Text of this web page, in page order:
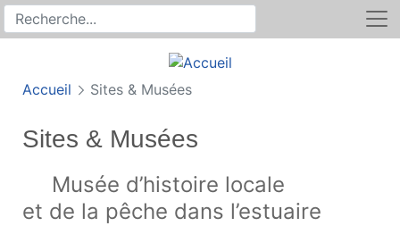
Recherche sur le site
Rechercher
Accueil Sites & Musées
Sites & Musées
Musée d’histoire locale
et de la pêche dans l’estuaire